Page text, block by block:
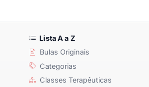
Lista A a Z
Bulas Originais
Categorias
Classes Terapêuticas